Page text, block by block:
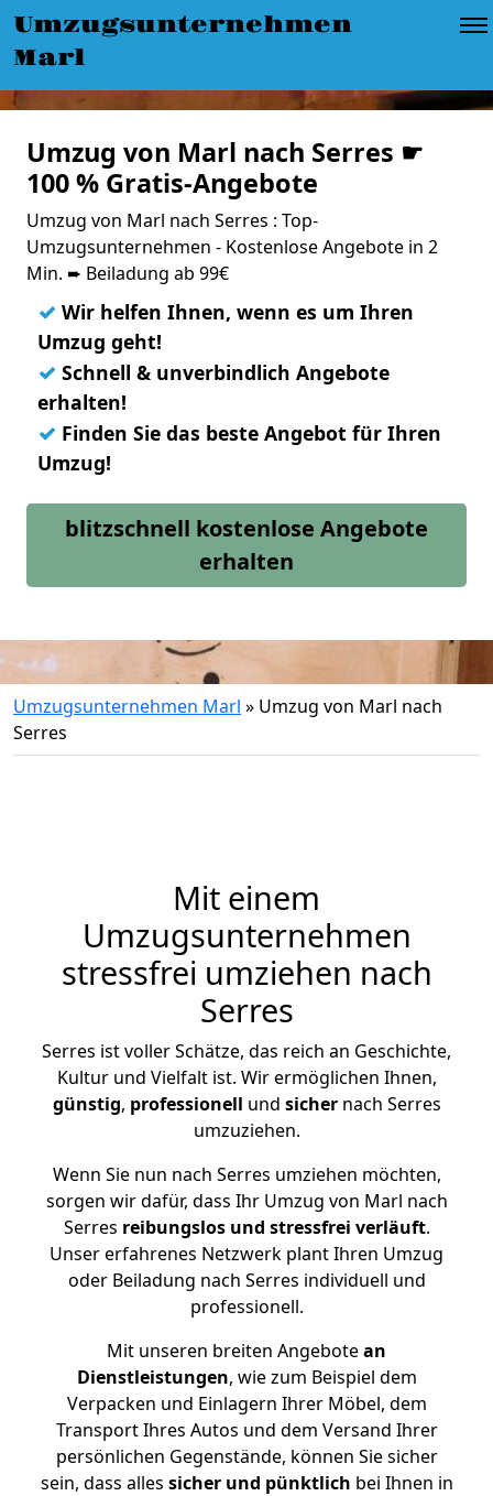
Umzugsunternehmen
Marl
Umzug von Marl nach Serres ☛
100 % Gratis-Angebote
Umzug von Marl nach Serres : Top-
Umzugsunternehmen - Kostenlose Angebote in 2
Min. ➨ Beiladung ab 99€
✓ Wir helfen Ihnen, wenn es um Ihren
Umzug geht!
✓ Schnell & unverbindlich Angebote
erhalten!
✓ Finden Sie das beste Angebot für Ihren
Umzug!
blitzschnell kostenlose Angebote
erhalten
Umzugsunternehmen Marl » Umzug von Marl nach
Serres
Mit einem
Umzugsunternehmen
stressfrei umziehen nach
Serres
Serres ist voller Schätze, das reich an Geschichte,
Kultur und Vielfalt ist. Wir ermöglichen Ihnen,
günstig, professionell und sichernach Serres
umzuziehen.
Wenn Sie nun nach Serres umziehen möchten,
sorgen wir dafür, dass Ihr Umzug von Marl nach
Serres reibungslos und stressfrei verläuft.
Unser erfahrenes Netzwerk plant Ihren Umzug
oder Beiladung nach Serres individuell und
professionell.
Mit unseren breiten Angebotean
Dienstleistungen, wie zum Beispiel dem
Verpacken und Einlagern Ihrer Möbel, dem
Transport Ihres Autos und dem Versand Ihrer
persönlichen Gegenstände, können Sie sicher
sein, dass alles sicher und pünktlich bei Ihnen in